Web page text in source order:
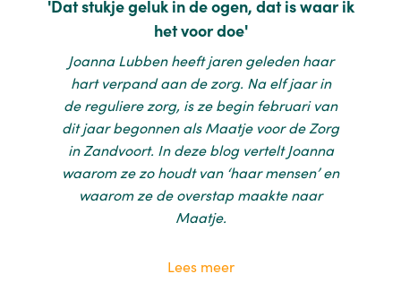
'Dat stukje geluk in de ogen, dat is waar ik
het voor doe'
Joanna Lubben heeft jaren geleden haar
hart verpand aan de zorg. Na elf jaar in
de reguliere zorg, is ze begin februari van
dit jaar begonnen als Maatje voor de Zorg
in Zandvoort. In deze blog vertelt Joanna
waarom ze zo houdt van ‘haar mensen’ en
waarom ze de overstap maakte naar
Maatje.
Lees meer